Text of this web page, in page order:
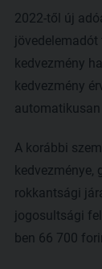
2022-től új
kedvezmény
kedvezmény
automatikusan
A korábbi
kedvezménye,
rokkantsági
jogosultsági
ben 66 700